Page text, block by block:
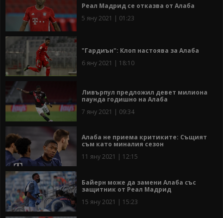
Реал Мадрид се отказва от Алаба
5 яну 2021 | 01:23
"Гардиън": Клоп настоява за Алаба
6 яну 2021 | 18:10
Ливърпул предложил девет милиона
паунда годишно на Алаба
7 яну 2021 | 09:34
Алаба не приема критиките: Същият
съм като миналия сезон
11 яну 2021 | 12:15
Байерн може да замени Алаба със
защитник от Реал Мадрид
15 яну 2021 | 15:23